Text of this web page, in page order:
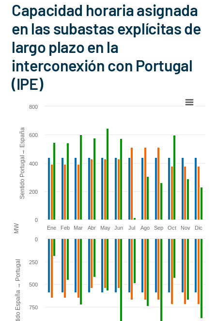
Capacidad horaria asignada
en las subastas explícitas de
largo plazo en la
interconexión con Portugal
(IPE)
View as data table, Chart
The chart has 1 X axis displaying categories.
The chart has 3 Y axes displaying Sentido Portugal→
Sentido Portugal→ España
Sentido España → Portugal
MW
0
200
400
600
800
0
250
500
750
Ene Feb Mar Abr May Jun Jul Ago Sep Oct Nov Dic